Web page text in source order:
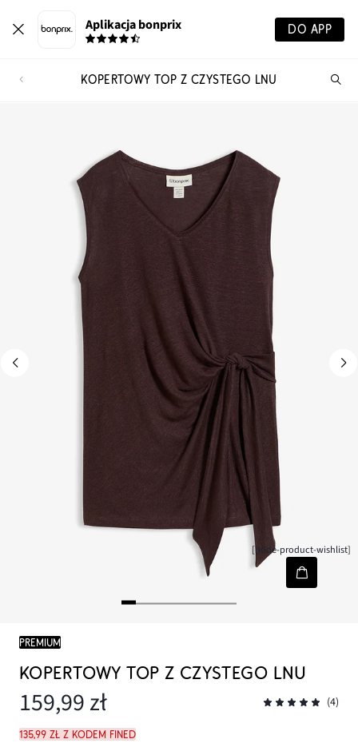
Aplikacja bonprix DO APP
KOPERTOWY TOP Z CZYSTEGO LNU
[node-product-wishlist]
PREMIUM
KOPERTOWY TOP Z CZYSTEGO LNU
159,99 zł (4)
135,99 zł z kodem FINED